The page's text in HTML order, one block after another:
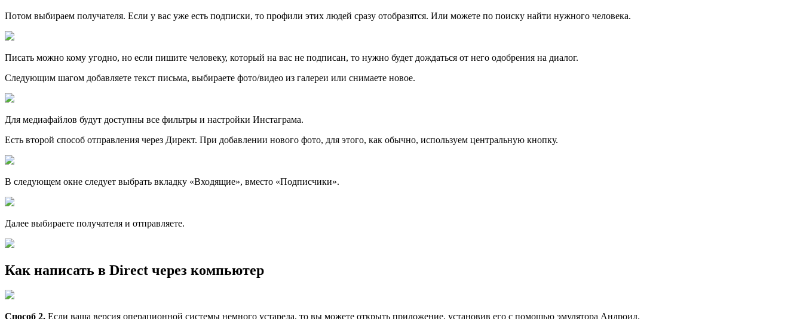
Потом выбираем получателя. Если у вас уже есть подписки, то профили этих людей сразу отобразятся. Или можете по поиску найти нужного человека.
Писать можно кому угодно, но если пишите человеку, который на вас не подписан, то нужно будет дождаться от него одобрения на диалог.
Следующим шагом добавляете текст письма, выбираете фото/видео из галереи или снимаете новое.
Для медиафайлов будут доступны все фильтры и настройки Инстаграма.
Есть второй способ отправления через Директ. При добавлении нового фото, для этого, как обычно, используем центральную кнопку.
В следующем окне следует выбрать вкладку «Входящие», вместо «Подписчики».
Далее выбираете получателя и отправляете.
Как написать в Direct через компьютер
Способ 2. Если ваша версия операционной системы немного устарела, то вы можете открыть приложение, установив его с помощью эмулятора Андроид.